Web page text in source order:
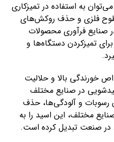
به استفاده در تمیزکاری
فلزی و حذف روکش‌های
صنایع فرآوری محصولات
تمیزکردن دستگاه‌ها و
خورندگی بالا و حلالیت
در صنایع مختلف
رسوبات و آلودگی‌ها، حذف
مختلف، این اسید را به
در صنعت تبدیل کرده است.